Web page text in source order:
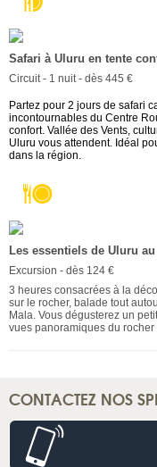
Safari à Uluru en tente
Circuit - 1 nuit - dès 445 €
Partez pour 2 jours de safari
incontournables du Centre
confort. Vallée des Vents,
Uluru vous attendent. Idéal
dans la région.
Les essentiels de Uluru
Excursion - dès 124 €
3 heures consacrées à la
sur le rocher, balade tout
Mala. Vous dégusterez un
vues panoramiques du rocher
CONTACTEZ NOS